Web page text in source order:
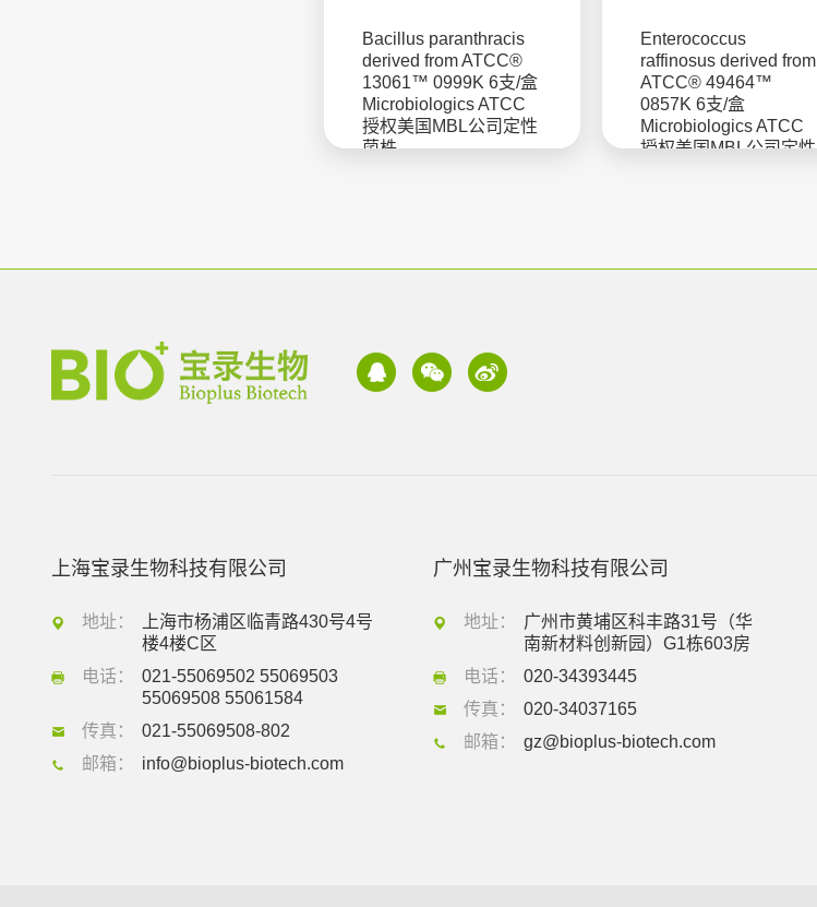
Bacillus paranthracis
derived from ATCC®
13061™ 0999K 6支/盒
Microbiologics ATCC
授权美国MBL公司定性
菌株
Enterococcus
raffinosus derived from
ATCC® 49464™
0857K 6支/盒
Microbiologics ATCC
授权美国MBL公司定性
上海宝录生物科技有限公司
地址：
上海市杨浦区临青路430号4号
楼4楼C区
电话：
021-55069502 55069503
55069508 55061584
传真：
021-55069508-802
邮箱：
info@bioplus-biotech.com
广州宝录生物科技有限公司
地址：
广州市黄埔区科丰路31号（华
南新材料创新园）G1栋603房
电话：
020-34393445
传真：
020-34037165
邮箱：
gz@bioplus-biotech.com